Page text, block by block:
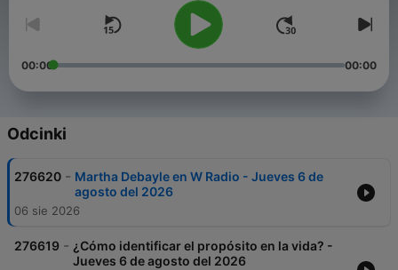
00:00 00:00
Odcinki
276620 - Martha Debayle en W Radio - Jueves 6 de
agosto del 2026
06 sie 2026
276619 - ¿Cómo identificar el propósito en la vida? -
Jueves 6 de agosto del 2026